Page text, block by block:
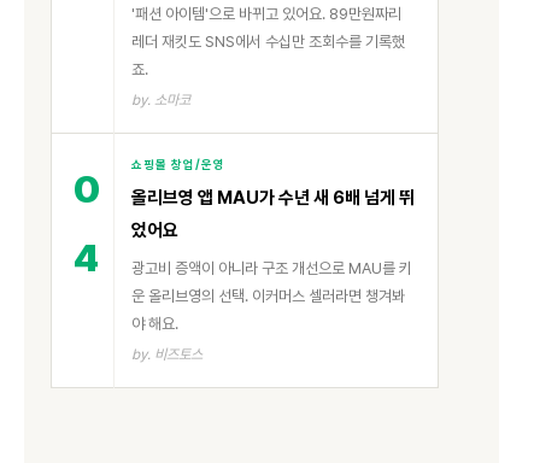
'패션 아이템'으로 바뀌고 있어요. 89만원짜리
레더 재킷도 SNS에서 수십만 조회수를 기록했
죠.
by. 소마코
0
4
쇼핑몰 창업/운영
올리브영 앱 MAU가 수년 새 6배 넘게 뛰
었어요
광고비 증액이 아니라 구조 개선으로 MAU를 키
운 올리브영의 선택. 이커머스 셀러라면 챙겨봐
야 해요.
by. 비즈토스